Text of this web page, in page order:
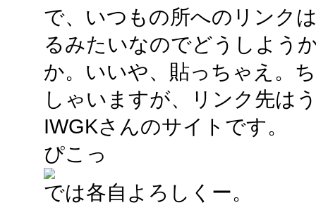
で、いつもの所へのリンク
るみたいなのでどうしよう
か。いいや、貼っちゃえ。
しゃいますが、リンク先は
IWGKさんのサイトです。
ぴこっ
では各自よろしくー。